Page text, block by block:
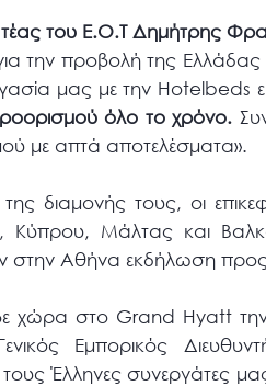
του Ε.Ο.Τ Δημήτρης
την προβολή της Ελλάδας
μας με την Hotelbeds
όλο το χρόνο.
με απτά αποτελέσματα».
διαμονής τους, οι
Κύπρου, Μάλτας και
στην Αθήνα εκδήλωση προς
χώρα στο Grand Hyatt την
Εμπορικός
Έλληνες συνεργάτες